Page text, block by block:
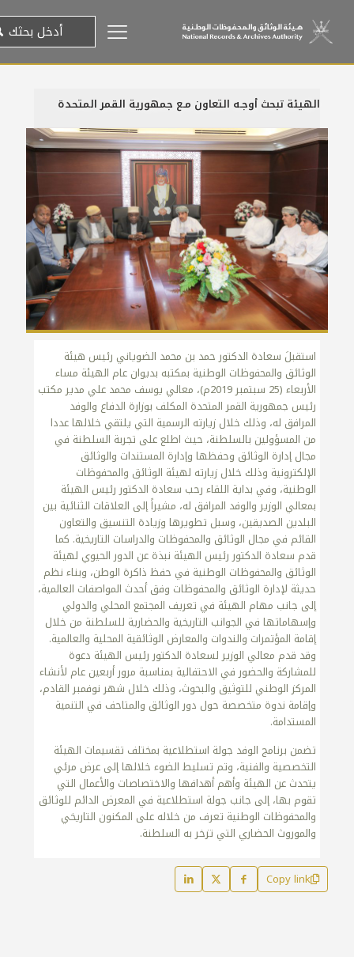
الهيئة تبحث أوجـه التعاون مـع جمهورية القمر المتحدة
25 سبتمبر، 2019
استقبلَ سعادة الدكتور حمد بن محمد الضوياني رئيس هيئة
الوثائق والمحفوظات الوطنية بمكتبه بديوان عام الهيئة مساء
الأربعاء (25 سبتمبر 2019م)، معالي يوسف محمد علي مدير مكتب
رئيس جمهورية القمر المتحدة المكلف بوزارة الدفاع والوفد
المرافق له، وذلك خلال زيارته الرسمية التي يلتقي خلالها عددا
من المسؤولين بالسلطنة، حيث اطلع على تجربة السلطنة في
مجال إدارة الوثائق وحفظها وإدارة المستندات والوثائق
الإلكترونية وذلك خلال زيارته لهيئة الوثائق والمحفوظات
الوطنية، وفي بداية اللقاء رحب سعادة الدكتور رئيس الهيئة
بمعالي الوزير والوفد المرافق له، مشيراً إلى العلاقات الثنائية بين
البلدين الصديقين، وسبل تطويرها وزيادة التنسيق والتعاون
القائم في مجال الوثائق والمحفوظات والدراسات التاريخية. كما
قدم سعادة الدكتور رئيس الهيئة نبذة عن الدور الحيوي لهيئة
الوثائق والمحفوظات الوطنية في حفظ ذاكرة الوطن، وبناء نظم
حديثة لإدارة الوثائق والمحفوظات وفق أحدث المواصفات العالمية،
إلى جانب مهام الهيئة في تعريف المجتمع المحلي والدولي
وإسهاماتها في الجوانب التاريخية والحضارية للسلطنة من خلال
إقامة المؤتمرات والندوات والمعارض الوثائقية المحلية والعالمية.
وقد قدم معالي الوزير لسعادة الدكتور رئيس الهيئة دعوة
للمشاركة والحضور في الاحتفالية بمناسبة مرور أربعين عام لأنشاء
المركز الوطني للتوثيق والبحوث، وذلك خلال شهر نوفمبر القادم،
وإقامة ندوة متخصصة حول دور الوثائق والمتاحف في التنمية
المستدامة.
تضمن برنامج الوفد جولة استطلاعية بمختلف تقسيمات الهيئة
التخصصية والفنية، وتم تسليط الضوء خلالها إلى عرض مرئي
يتحدث عن الهيئة وأهم أهدافها والاختصاصات والأعمال التي
تقوم بها، إلى جانب جولة استطلاعية في المعرض الدائم للوثائق
والمحفوظات الوطنية تعرف من خلاله على المكنون التاريخي
والموروث الحضاري التي تزخر به السلطنة.
Copy link